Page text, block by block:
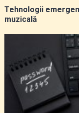
Tehnologii
muzicală